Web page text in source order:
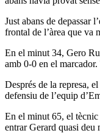
Just abans de depassar
frontal de l’àrea que va
En el minut 34, Gero
amb 0-0 en el
Després de la represa,
defensiu de l’equip
En el minut 65, el
entrar Gerard quasi deu